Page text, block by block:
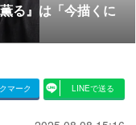
る』は「今描くに
マーク LINEで送る